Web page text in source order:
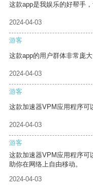
这款app是我娱乐的好帮手
2024-04-03
游客
这款app的用户群体非常庞
2024-04-03
游客
这款加速器VPM应用程序可
2024-04-03
游客
这款加速器VPM应用程序可
助你在网络上自由移动。
2024-04-03